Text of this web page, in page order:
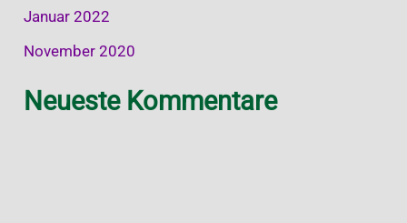
Januar 2022
November 2020
Neueste Kommentare